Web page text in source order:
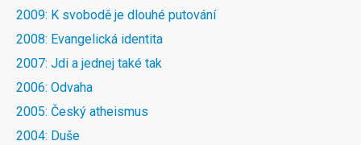
2009: K svobodě je dlouhé putování
2008: Evangelická identita
2007: Jdi a jednej také tak
2006: Odvaha
2005: Český atheismus
2004: Duše